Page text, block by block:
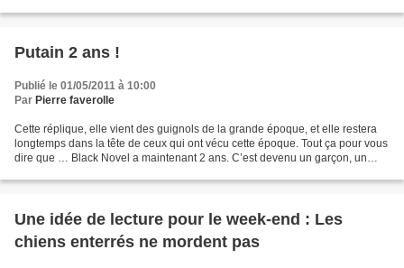
Putain 2 ans !
Publié le 01/05/2011 à 10:00
Par Pierre faverolle
Cette réplique, elle vient des guignols de la grande époque, et elle restera
longtemps dans la tête de ceux qui ont vécu cette époque. Tout ça pour vous
dire que … Black Novel a maintenant 2 ans. C’est devenu un garçon, un
Une idée de lecture pour le week-end : Les
chiens enterrés ne mordent pas